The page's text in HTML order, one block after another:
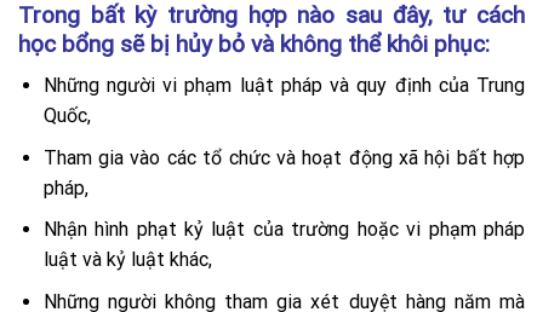
Trong bất kỳ trường hợp nào sau đây, tư cách
học bổng sẽ bị hủy bỏ và không thể khôi phục:
Những người vi phạm luật pháp và quy định của Trung
Quốc,
Tham gia vào các tổ chức và hoạt động xã hội bất hợp
pháp,
Nhận hình phạt kỷ luật của trường hoặc vi phạm pháp
luật và kỷ luật khác,
Những người không tham gia xét duyệt hàng năm mà